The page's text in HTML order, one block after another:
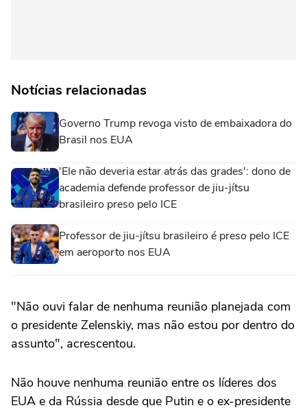
Notícias relacionadas
Governo Trump revoga visto de embaixadora do
Brasil nos EUA
'Ele não deveria estar atrás das grades': dono de
academia defende professor de jiu-jítsu
brasileiro preso pelo ICE
Professor de jiu-jítsu brasileiro é preso pelo ICE
em aeroporto nos EUA
"Não ouvi falar de nenhuma reunião planejada com
o presidente Zelenskiy, mas não estou por dentro do
assunto", acrescentou.
Não houve nenhuma reunião entre os líderes dos
EUA e da Rússia desde que Putin e o ex-presidente